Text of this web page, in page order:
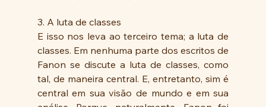
3. A luta de classes
E isso nos leva ao terceiro tema; a luta de
classes. Em nenhuma parte dos escritos de
Fanon se discute a luta de classes, como
tal, de maneira central. E, entretanto, sim é
central em sua visão de mundo e em sua